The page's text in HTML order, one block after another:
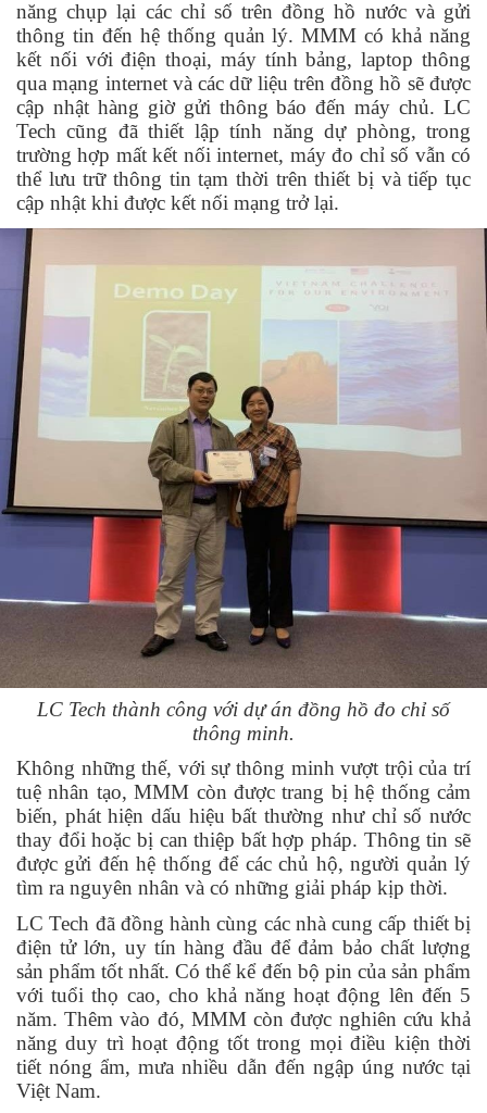
năng chụp lại các chỉ số trên đồng hồ nước và gửi
thông tin đến hệ thống quản lý. MMM có khả năng
kết nối với điện thoại, máy tính bảng, laptop thông
qua mạng internet và các dữ liệu trên đồng hồ sẽ được
cập nhật hàng giờ gửi thông báo đến máy chủ. LC
Tech cũng đã thiết lập tính năng dự phòng, trong
trường hợp mất kết nối internet, máy đo chỉ số vẫn có
thể lưu trữ thông tin tạm thời trên thiết bị và tiếp tục
cập nhật khi được kết nối mạng trở lại.
LC Tech thành công với dự án đồng hồ đo chỉ số
thông minh.
Không những thế, với sự thông minh vượt trội của trí
tuệ nhân tạo, MMM còn được trang bị hệ thống cảm
biến, phát hiện dấu hiệu bất thường như chỉ số nước
thay đổi hoặc bị can thiệp bất hợp pháp. Thông tin sẽ
được gửi đến hệ thống để các chủ hộ, người quản lý
tìm ra nguyên nhân và có những giải pháp kịp thời.
LC Tech đã đồng hành cùng các nhà cung cấp thiết bị
điện tử lớn, uy tín hàng đầu để đảm bảo chất lượng
sản phẩm tốt nhất. Có thể kể đến bộ pin của sản phẩm
với tuổi thọ cao, cho khả năng hoạt động lên đến 5
năm. Thêm vào đó, MMM còn được nghiên cứu khả
năng duy trì hoạt động tốt trong mọi điều kiện thời
tiết nóng ẩm, mưa nhiều dẫn đến ngập úng nước tại
Việt Nam.